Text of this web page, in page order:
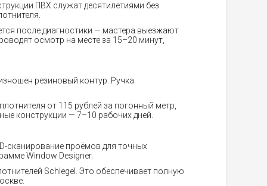
ПВХ служат десятилетиями без
после диагностики — мастера выезжают
осмотр на месте за 15–20 минут,
резиновый контур. Ручка
от 115 рублей за погонный метр,
конструкции — 7–10 рабочих дней.
сканирование проёмов для точных
Window Designer.
Schlegel. Это обеспечивает полную